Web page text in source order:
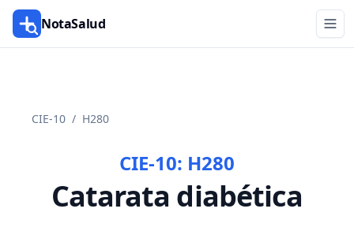
NotaSalud
CIE-10 / H280
CIE-10: H280
Catarata diabética